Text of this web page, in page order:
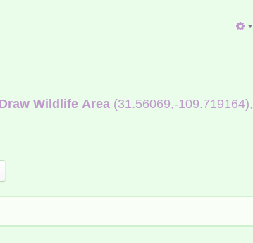
Wildlife Area(31.56069,-109.719164),